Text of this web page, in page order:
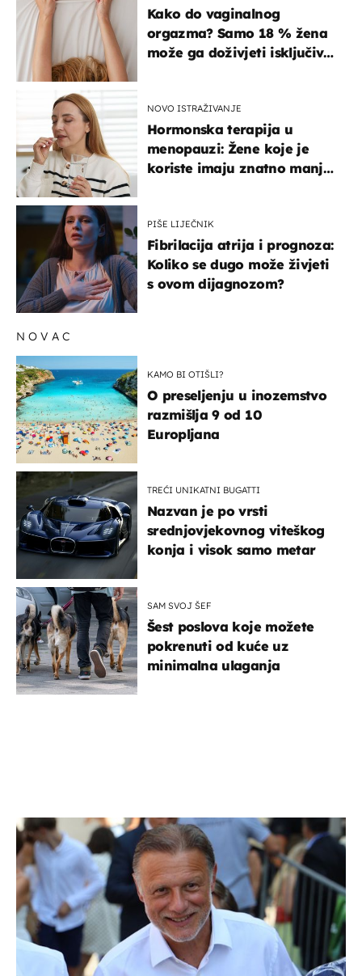
Kako do vaginalnog
orgazma? Samo 18 % žena
može ga doživjeti isključivo
NOVO ISTRAŽIVANJE
Hormonska terapija u
menopauzi: Žene koje je
koriste imaju znatno manji
PIŠE LIJEČNIK
Fibrilacija atrija i prognoza:
Koliko se dugo može živjeti
s ovom dijagnozom?
NOVAC
KAMO BI OTIŠLI?
O preseljenju u inozemstvo
razmišlja 9 od 10
Europljana
TREĆI UNIKATNI BUGATTI
Nazvan je po vrsti
srednjovjekovnog viteškog
konja i visok samo metar
SAM SVOJ ŠEF
Šest poslova koje možete
pokrenuti od kuće uz
minimalna ulaganja